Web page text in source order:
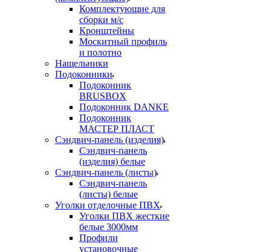
Комплектующие для
сборки м/с
Кронштейны
Москитный профиль
и полотно
Нащельники
Подоконники
Подоконник
BRUSBOX
Подоконник DANKE
Подоконник
МАСТЕР ПЛАСТ
Сэндвич-панель (изделия)
Сэндвич-панель
(изделия) белые
Сэндвич-панель (листы)
Сэндвич-панель
(листы) белые
Уголки отделочные ПВХ
Уголки ПВХ жесткие
белые 3000мм
Профили
установочные